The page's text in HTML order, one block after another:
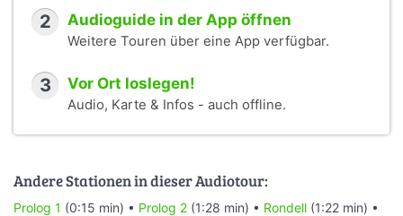
2 Audioguide in der App öffnen
Weitere Touren über eine App verfügbar.
3 Vor Ort loslegen!
Audio, Karte & Infos - auch offline.
Andere Stationen in dieser Audiotour:
Prolog 1 (0:15 min) • Prolog 2 (1:28 min) • Rondell (1:22 min) •